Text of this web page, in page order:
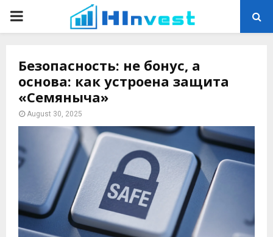
PRIMARY
Безопасность: не бонус, а
основа: как устроена защита
«Семяныча»
August 30, 2025